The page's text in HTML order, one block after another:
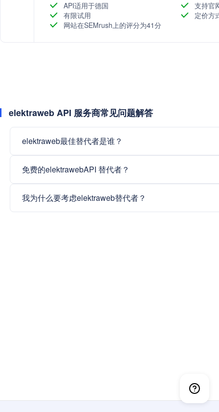
API适用于德国
支持官
有限试用
定价方
网站在SEMrush上的评分为41分
elektraweb API 服务商常见问题解答
elektraweb最佳替代者是谁？
免费的elektrawebAPI 替代者？
我为什么要考虑elektraweb替代者？